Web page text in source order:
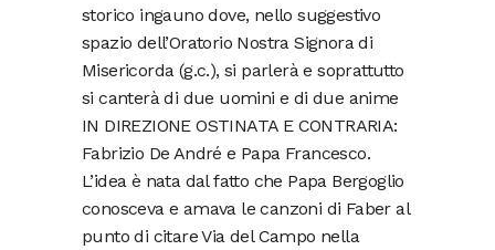
storico ingauno dove, nello suggestivo
spazio dell’Oratorio Nostra Signora di
Misericorda (g.c.), si parlerà e soprattutto
si canterà di due uomini e di due anime
IN DIREZIONE OSTINATA E CONTRARIA:
Fabrizio De André e Papa Francesco.
L’idea è nata dal fatto che Papa Bergoglio
conosceva e amava le canzoni di Faber al
punto di citare Via del Campo nella